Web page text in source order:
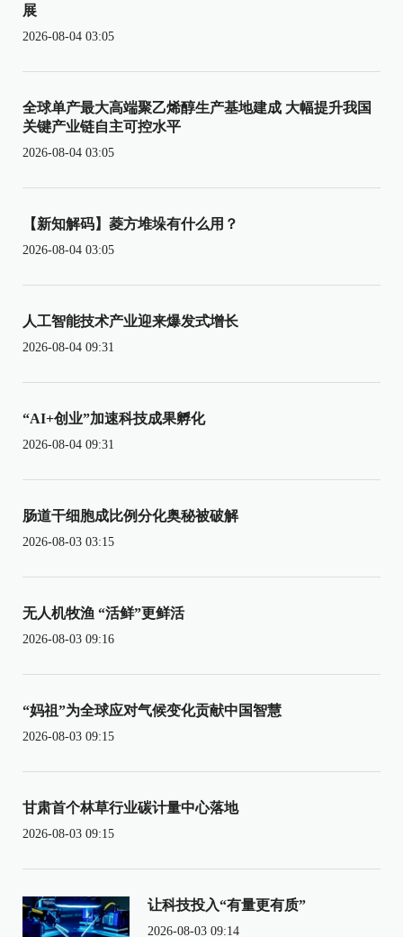
展
2026-08-04 03:05
全球单产最大高端聚乙烯醇生产基地建成 大幅提升我国
关键产业链自主可控水平
2026-08-04 03:05
【新知解码】菱方堆垛有什么用？
2026-08-04 03:05
人工智能技术产业迎来爆发式增长
2026-08-04 09:31
“AI+创业”加速科技成果孵化
2026-08-04 09:31
肠道干细胞成比例分化奥秘被破解
2026-08-03 03:15
无人机牧渔 “活鲜”更鲜活
2026-08-03 09:16
“妈祖”为全球应对气候变化贡献中国智慧
2026-08-03 09:15
甘肃首个林草行业碳计量中心落地
2026-08-03 09:15
让科技投入“有量更有质”
2026-08-03 09:14